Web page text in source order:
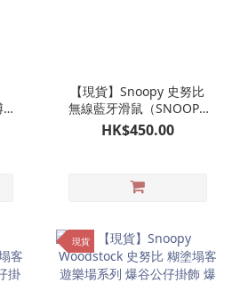
【現貨】Snoopy 史努比
無線藍牙滑鼠（SNOOPY
款）
HK$450.00
現貨